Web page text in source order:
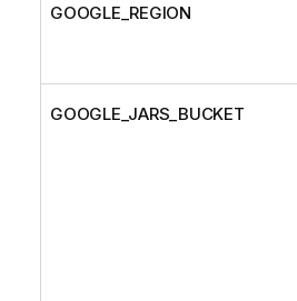
GOOGLE_REGION
GOOGLE_JARS_BUCKET